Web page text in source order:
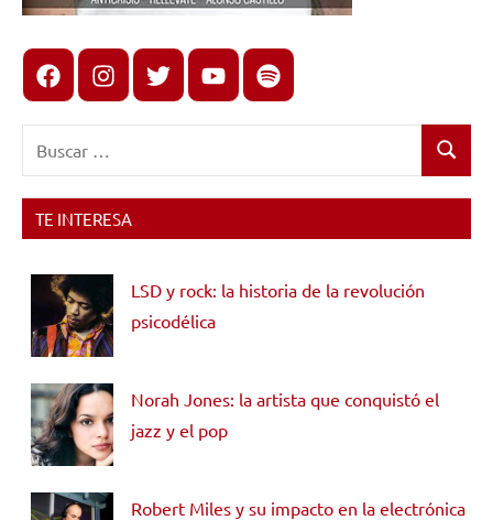
FacebookInstagram
X youtubespotify
Buscar
TE INTERESA
LSD y rock: la historia de la revolución
psicodélica
Norah Jones: la artista que conquistó el
jazz y el pop
Robert Miles y su impacto en la electrónica